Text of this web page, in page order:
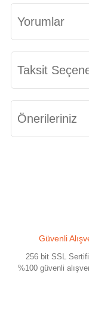
Yorumlar
Taksit
Önerileriniz
Ürün
Ürün bilgilerinde
Güvenli
256 bit SSL
%100 güvenli